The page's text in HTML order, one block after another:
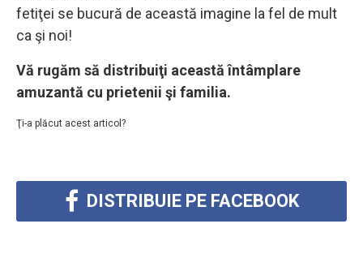
fetiţei se bucură de această imagine la fel de mult
ca şi noi!
Vă rugăm să distribuiţi această întâmplare
amuzantă cu prietenii şi familia.
Ţi-a plăcut acest articol?
DISTRIBUIE PE FACEBOOK